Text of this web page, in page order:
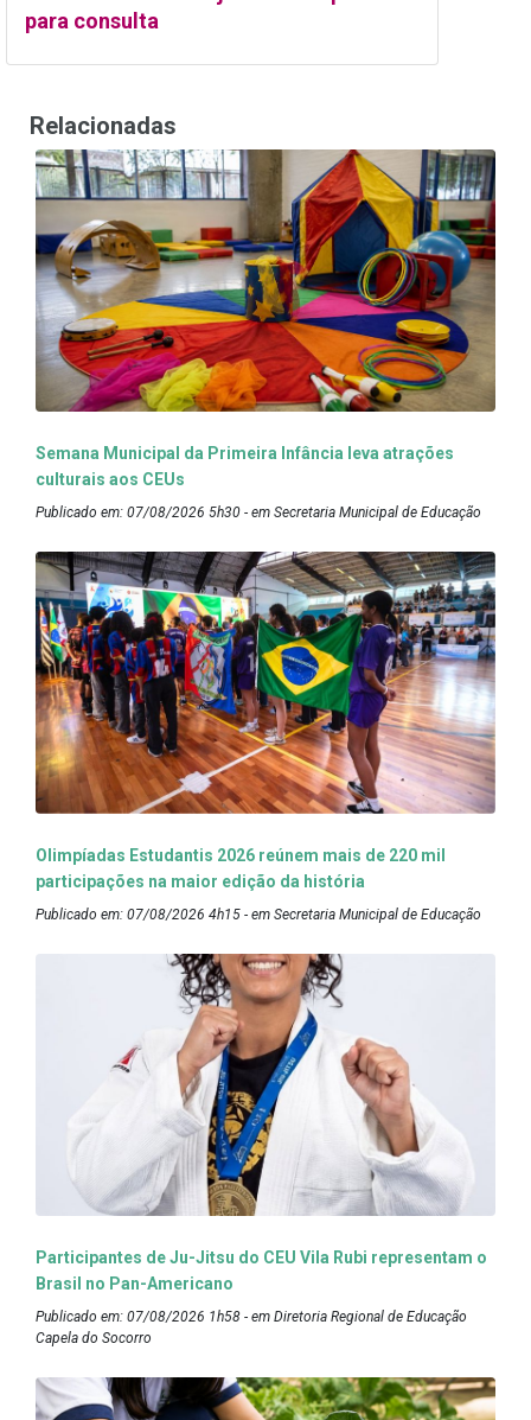
para consulta
Relacionadas
Semana Municipal da Primeira Infância leva atrações
culturais aos CEUs
Publicado em: 07/08/2026 5h30 - em Secretaria Municipal de Educação
Olimpíadas Estudantis 2026 reúnem mais de 220 mil
participações na maior edição da história
Publicado em: 07/08/2026 4h15 - em Secretaria Municipal de Educação
Participantes de Ju-Jitsu do CEU Vila Rubi representam o
Brasil no Pan-Americano
Publicado em: 07/08/2026 1h58 - em Diretoria Regional de Educação
Capela do Socorro